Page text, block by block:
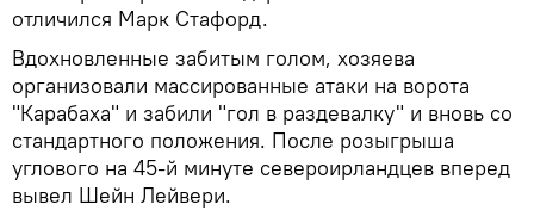
отличился Марк Стафорд.
Вдохновленные забитым голом, хозяева
организовали массированные атаки на ворота
"Карабаха" и забили "гол в раздевалку" и вновь со
стандартного положения. После розыгрыша
углового на 45-й минуте североирландцев вперед
вывел Шейн Лейвери.